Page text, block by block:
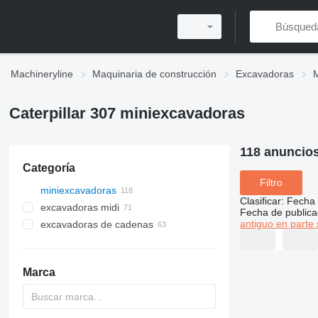
Machineryline Maquinaria de construcción Excavadoras
Caterpillar 307 miniexcavadoras
Categoría
miniexcavadoras
excavadoras midi
excavadoras de cadenas
Marca
118
Filtro
Clasificar: Fecha
Fecha de
antiguo en parte